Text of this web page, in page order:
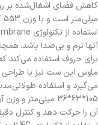
برای حروف استفاده می‌کند
ماوس این ست نیز با طراحی
می‌گیرد و استفاده